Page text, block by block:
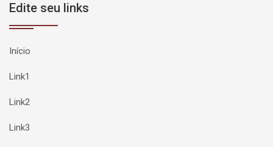
Edite seu links
Início
Link1
Link2
Link3